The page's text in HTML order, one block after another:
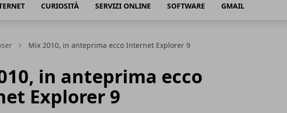
CURIOSITÀ SERVIZI ONLINE SOFTWARE GMAIL
Mix 2010, in anteprima ecco Internet Explorer 9
in anteprima ecco
Explorer 9